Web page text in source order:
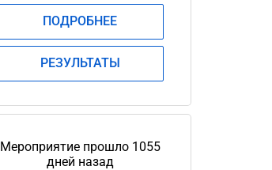
ПОДРОБНЕЕ
РЕЗУЛЬТАТЫ
Мероприятие прошло 1055
дней назад